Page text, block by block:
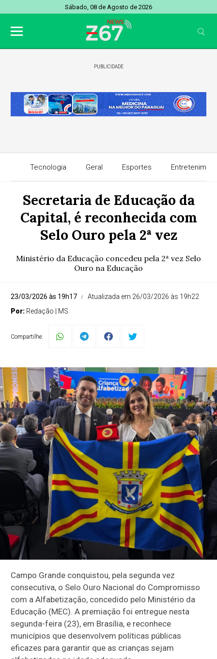
Sábado, 08 de Agosto de 2026
PUBLICIDADE
Tecnologia Geral Esportes
Secretaria de Educação da
Capital, é reconhecida com
Selo Ouro pela 2ª vez
Ministério da Educação concedeu pela 2ª vez Selo
Ouro na Educação
23/03/2026 às 19h17
Atualizada em 26/03/2026 às 19h22
Por: Redação | MS
Compartilhe:
Campo Grande conquistou, pela segunda vez
consecutiva, o Selo Ouro Nacional do Compromisso
com a Alfabetização, concedido pelo Ministério da
Educação (MEC). A premiação foi entregue nesta
segunda-feira (23), em Brasília, e reconhece
municípios que desenvolvem políticas públicas
eficazes para garantir que as crianças sejam